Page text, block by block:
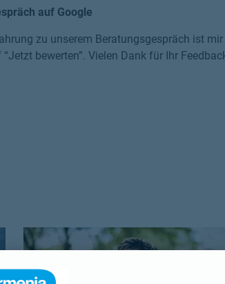
auf Google
zu unserem Beratungsgespräch ist
bewerten”. Vielen Dank für Ihr